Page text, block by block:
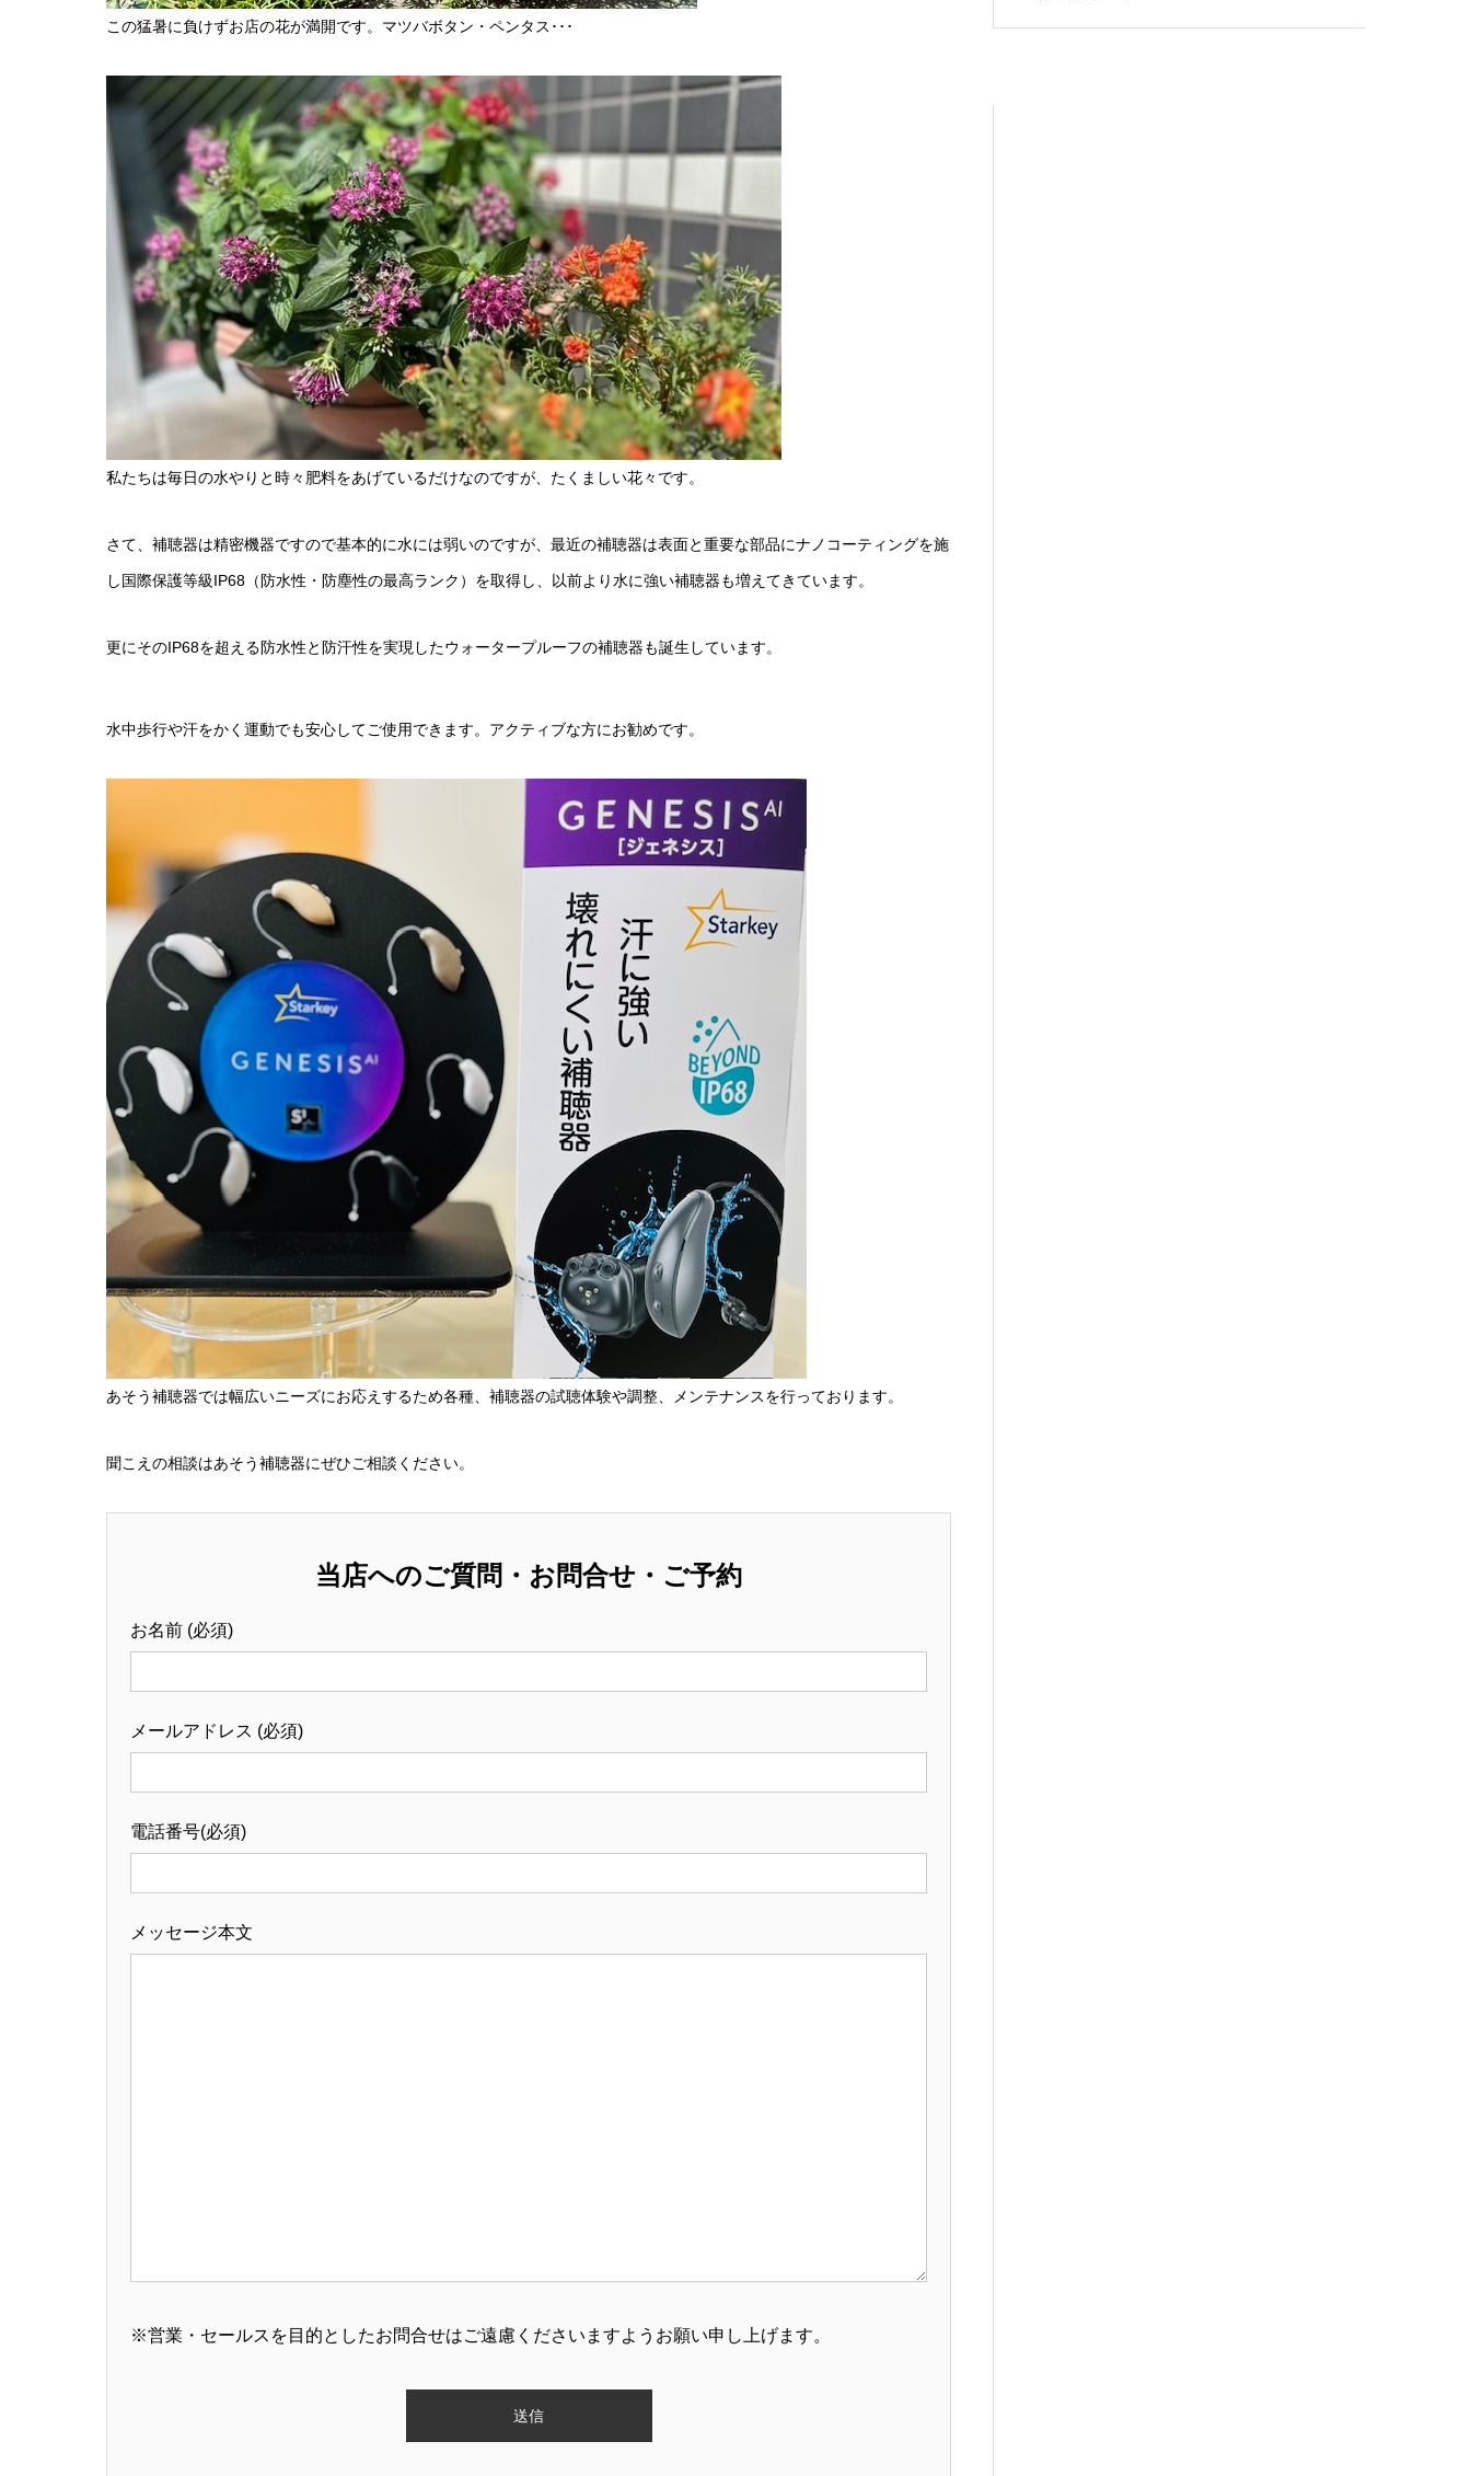
この猛暑に負けずお店の花が満開です。マツバボタン・ペンタス･･･
私たちは毎日の水やりと時々肥料をあげているだけなのですが、たくましい花々です。
さて、補聴器は精密機器ですので基本的に水には弱いのですが、最近の補聴器は表面と重要な部品にナノコーティングを施
し国際保護等級IP68（防水性・防塵性の最高ランク）を取得し、以前より水に強い補聴器も増えてきています。
更にそのIP68を超える防水性と防汗性を実現したウォータープルーフの補聴器も誕生しています。
水中歩行や汗をかく運動でも安心してご使用できます。アクティブな方にお勧めです。
あそう補聴器では幅広いニーズにお応えするため各種、補聴器の試聴体験や調整、メンテナンスを行っております。
聞こえの相談はあそう補聴器にぜひご相談ください。
当店へのご質問・お問合せ・ご予約
お名前 (必須)
メールアドレス (必須)
電話番号(必須)
メッセージ本文
※営業・セールスを目的としたお問合せはご遠慮くださいますようお願い申し上げます。